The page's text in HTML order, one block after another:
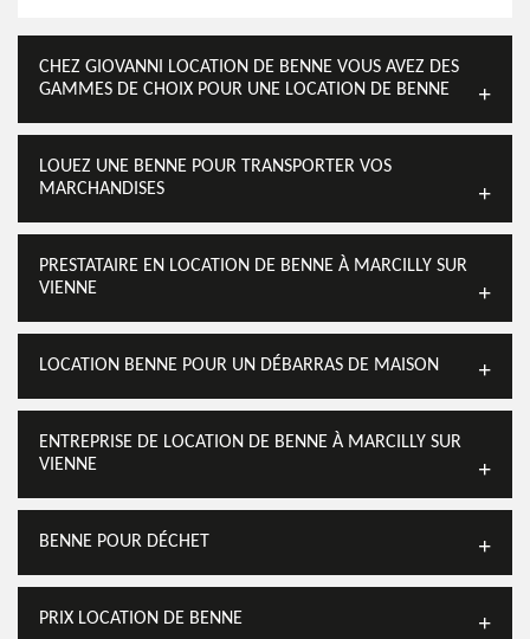
CHEZ GIOVANNI LOCATION DE BENNE VOUS AVEZ DES
GAMMES DE CHOIX POUR UNE LOCATION DE BENNE
LOUEZ UNE BENNE POUR TRANSPORTER VOS
MARCHANDISES
PRESTATAIRE EN LOCATION DE BENNE À MARCILLY SUR
VIENNE
LOCATION BENNE POUR UN DÉBARRAS DE MAISON
ENTREPRISE DE LOCATION DE BENNE À MARCILLY SUR
VIENNE
BENNE POUR DÉCHET
PRIX LOCATION DE BENNE